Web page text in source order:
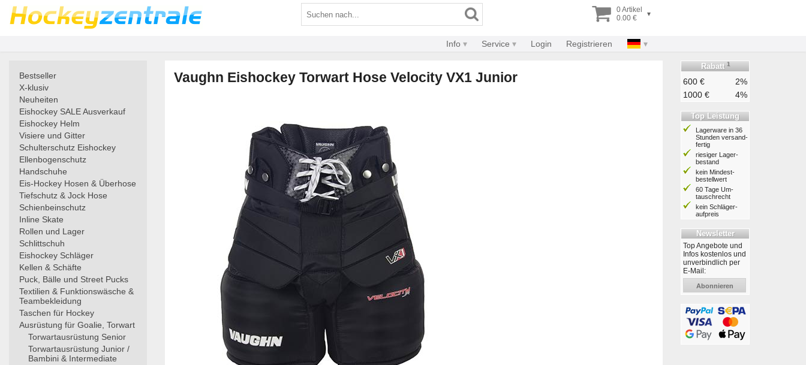
0 Artikel
0.00 €
▾
Info Service Login Registrieren
Bestseller
X-klusiv
Neuheiten
Eishockey SALE Ausverkauf
Eishockey Helm
Visiere und Gitter
Schulterschutz Eishockey
Ellenbogenschutz
Handschuhe
Eis-Hockey Hosen & Überhose
Tiefschutz & Jock Hose
Schienbeinschutz
Inline Skate
Rollen und Lager
Schlittschuh
Eishockey Schläger
Kellen & Schäfte
Puck, Bälle und Street Pucks
Textilien & Funktionswäsche &
Teambekleidung
Taschen für Hockey
Ausrüstung für Goalie, Torwart
Torwartausrüstung Senior
Torwartausrüstung Junior /
Bambini & Intermediate
Vaughn Eishockey Torwart Hose Velocity VX1 Junior
Rabatt 1
600 €
2%
1000 €
4%
Top Leistung
Lagerware in 36
Stunden ver­sand­
fertig
riesiger Lager­
bestand
kein Mindest­
bestell­wert
60 Tage Um­
tausch­recht
kein Schläger­
aufpreis
Newsletter
Top Angebote und
Infos kostenlos und
unverbindlich per
E-Mail:
Abonnieren